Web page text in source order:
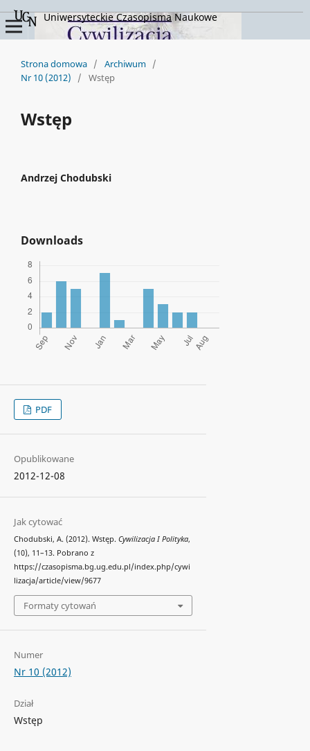
Uniwersyteckie Czasopisma Naukowe
Strona domowa / Archiwum /
Nr 10 (2012)
/ Wstęp
Wstęp
Andrzej Chodubski
Downloads
PDF
Opublikowane
2012-12-08
Jak cytować
Chodubski, A. (2012). Wstęp. Cywilizacja I Polityka,
(10), 11–13. Pobrano z
https://czasopisma.bg.ug.edu.pl/index.php/cywi
lizacja/article/view/9677
Formaty cytowań
Numer
Nr 10 (2012)
Dział
Wstęp